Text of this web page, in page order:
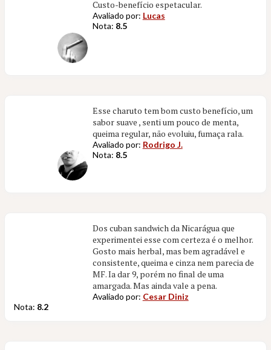
Custo-benefício espetacular.
Avaliado por: Lucas
Nota: 8.5
Esse charuto tem bom custo benefício, um
sabor suave , senti um pouco de menta,
queima regular, não evoluiu, fumaça rala.
Avaliado por: Rodrigo J.
Nota: 8.5
Dos cuban sandwich da Nicarágua que
experimentei esse com certeza é o melhor.
Gosto mais herbal, mas bem agradável e
consistente, queima e cinza nem parecia de
MF. Ia dar 9, porém no final de uma
amargada. Mas ainda vale a pena.
Avaliado por: Cesar Diniz
Nota: 8.2